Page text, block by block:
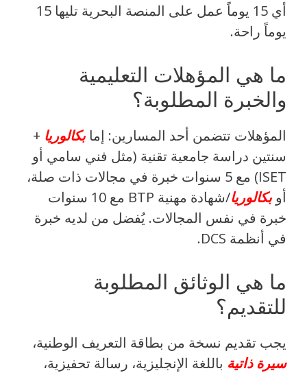
أي 15 يوماً عمل على المنصة البحرية تليها 15
يوماً راحة.
ما هي المؤهلات التعليمية
والخبرة المطلوبة؟
المؤهلات تتضمن أحد المسارين: إما بكالوريا +
سنتين دراسة جامعية تقنية (مثل فني سامي أو
ISET) مع 5 سنوات خبرة في مجالات ذات صلة،
أو بكالوريا
/شهادة مهنية BTP مع 10 سنوات
خبرة في نفس المجالات. يُفضل من لديه خبرة
في أنظمة DCS.
ما هي الوثائق المطلوبة
للتقديم؟
يجب تقديم نسخة من بطاقة التعريف الوطنية،
سيرة ذاتية باللغة الإنجليزية، رسالة تحفيزية،